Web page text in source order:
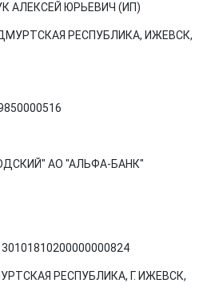
АЛЕКСЕЙ ЮРЬЕВИЧ (ИП)
РЕСПУБЛИКА, ИЖЕВСК,
АО "АЛЬФА-БАНК"
РЕСПУБЛИКА, Г. ИЖЕВСК,